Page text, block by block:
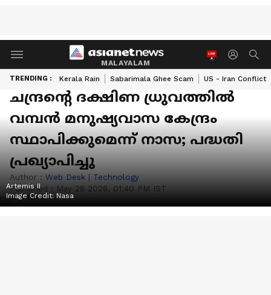
MALAYALAM
TRENDING : Kerala Rain Sabarimala Ghee Scam US - Iran Conflict
ചന്ദ്രന്‍റെ ദക്ഷിണ ധ്രുവത്തിൽ
വമ്പൻ മനുഷ്യവാസ കേന്ദ്രം
സ്ഥാപിക്കുമെന്ന് നാസ; പദ്ധതി
പ്രഖ്യാപിച്ചു
Author : Web Desk | Technology
Published : May 28 2026, 01:40 PM IST
Artemis II
Image Credit: Nasa